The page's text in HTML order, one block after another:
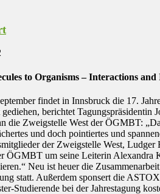
to Organisms – Interactions
findet in Innsbruck die 17.
berichtet
die Zweigstelle West der ÖGMBT:
und doch pointiertes und
der Zweigstelle West,
ÖGMBT um seine Leiterin Alexandra
Neu ist heuer die
statt. Außerdem sponsert die
Studierende bei der Jahrestagung